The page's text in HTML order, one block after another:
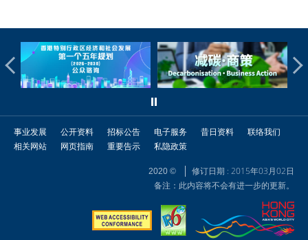
事业发展 公开资料 招标公告 电子服务 昔日资料
联络我们
相关网站
网页指南 重要告示 私隐政策
2020 ©
修订日期 : 2015年03月02日
备注：此内容将不会有进一步的更新。